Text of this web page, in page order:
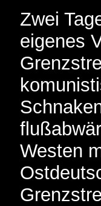
Zwei
eigenes
Westen